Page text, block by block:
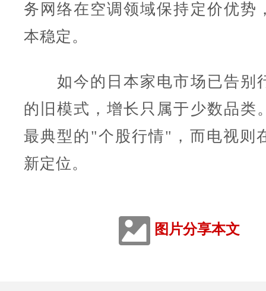
务网络在空调领域保持定价优势
本稳定。
如今的日本家电市场已告别
的旧模式，增长只属于少数品类
最典型的"个股行情"，而电视则
新定位。
图片分享本文